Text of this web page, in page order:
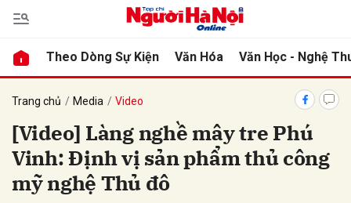
Theo Dòng Sự Kiện Văn Hóa Văn Học - Nghệ
Trang chủ Media Video
[Video] Làng nghề mây tre Phú
Vinh: Định vị sản phẩm thủ công
mỹ nghệ Thủ đô
luận